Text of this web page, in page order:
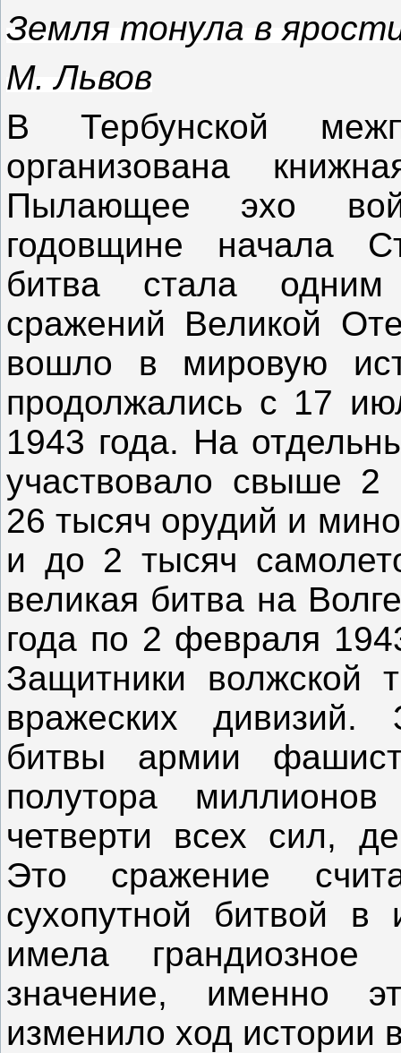
Земля тонула в
М. Львов
В Тербунской
организована
Пылающее эхо
годовщине начала
битва стала
сражений Великой
вошло в мировую
продолжались с 17
1943 года. На
участвовало свыше
26 тысяч орудий и
и до 2 тысяч
великая битва на
года по 2 февраля
Защитники волжской
вражеских дивизий.
битвы армии
полутора
четверти всех сил,
Это сражение
сухопутной битвой в
имела грандиозное
значение, именно
изменило ход истории